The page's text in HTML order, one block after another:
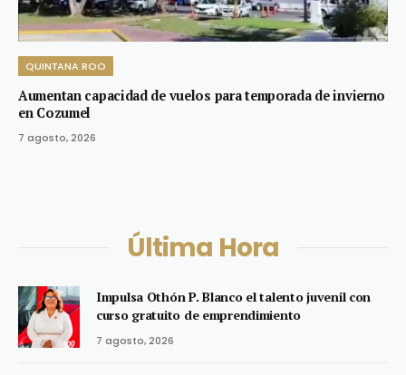
QUINTANA ROO
Aumentan capacidad de vuelos para temporada de invierno
en Cozumel
7 agosto, 2026
Última Hora
Impulsa Othón P. Blanco el talento juvenil con
curso gratuito de emprendimiento
7 agosto, 2026